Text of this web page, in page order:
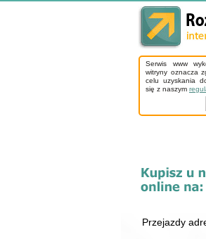
Serwis www
witryny oznacza
celu uzyskania
się z naszym
Przejazdy